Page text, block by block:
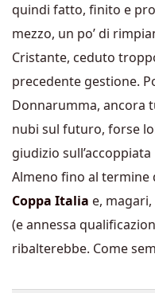
quindi fatto, finito e
mezzo, un po’ di
Cristante, ceduto
precedente gestione.
Donnarumma, ancora
nubi sul futuro, forse
giudizio
Almeno fino al termine
Coppa Italia e, magari,
(e annessa
ribalterebbe. Come